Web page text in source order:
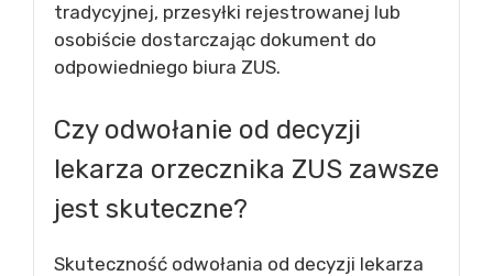
tradycyjnej, przesyłki rejestrowanej lub
osobiście dostarczając dokument do
odpowiedniego biura ZUS.
Czy odwołanie od decyzji
lekarza orzecznika ZUS zawsze
jest skuteczne?
Skuteczność odwołania od decyzji lekarza